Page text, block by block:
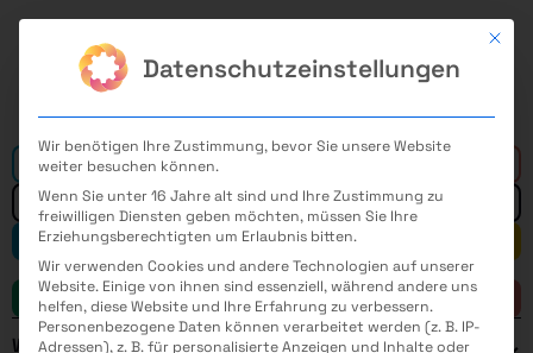
Alle
Mathematik Informatik
Naturwissenschaft Technik
Weitere Filter
Mit
Datenschutzeinstellungen
Wir benötigen Ihre Zustimmung, bevor Sie unsere Website
weiter besuchen können.
Wenn Sie unter 16 Jahre alt sind und Ihre Zustimmung zu
freiwilligen Diensten geben möchten, müssen Sie Ihre
Erziehungsberechtigten um Erlaubnis bitten.
Wir verwenden Cookies und andere Technologien auf unserer
Website. Einige von ihnen sind essenziell, während andere uns
helfen, diese Website und Ihre Erfahrung zu verbessern.
Personenbezogene Daten können verarbeitet werden (z. B. IP-
Adressen), z. B. für personalisierte Anzeigen und Inhalte oder